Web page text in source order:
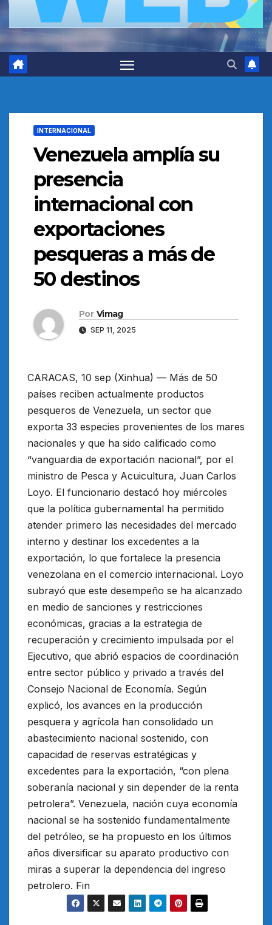
INTERNACIONAL
Venezuela amplía su
presencia
internacional con
exportaciones
pesqueras a más de
50 destinos
Por Vimag
SEP 11, 2025
CARACAS, 10 sep (Xinhua) — Más de 50
países reciben actualmente productos
pesqueros de Venezuela, un sector que
exporta 33 especies provenientes de los mares
nacionales y que ha sido calificado como
“vanguardia de exportación nacional”, por el
ministro de Pesca y Acuicultura, Juan Carlos
Loyo. El funcionario destacó hoy miércoles
que la política gubernamental ha permitido
atender primero las necesidades del mercado
interno y destinar los excedentes a la
exportación, lo que fortalece la presencia
venezolana en el comercio internacional. Loyo
subrayó que este desempeño se ha alcanzado
en medio de sanciones y restricciones
económicas, gracias a la estrategia de
recuperación y crecimiento impulsada por el
Ejecutivo, que abrió espacios de coordinación
entre sector público y privado a través del
Consejo Nacional de Economía. Según
explicó, los avances en la producción
pesquera y agrícola han consolidado un
abastecimiento nacional sostenido, con
capacidad de reservas estratégicas y
excedentes para la exportación, “con plena
soberanía nacional y sin depender de la renta
petrolera”. Venezuela, nación cuya economía
nacional se ha sostenido fundamentalmente
del petróleo, se ha propuesto en los últimos
años diversificar su aparato productivo con
miras a superar la dependencia del ingreso
petrolero. Fin